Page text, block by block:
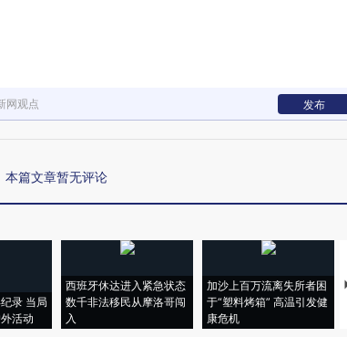
网观点 发布
本篇文章暂无评论
录 当局
活动
西班牙休达进入紧急状态
数千非法移民从摩洛哥闯
入
加沙上百万流离失所者困
于“塑料烤箱” 高温引发健
康危机